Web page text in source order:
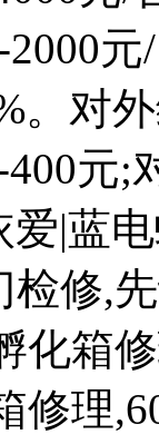
。对
元;
爱|蓝
检修,
化箱
修理